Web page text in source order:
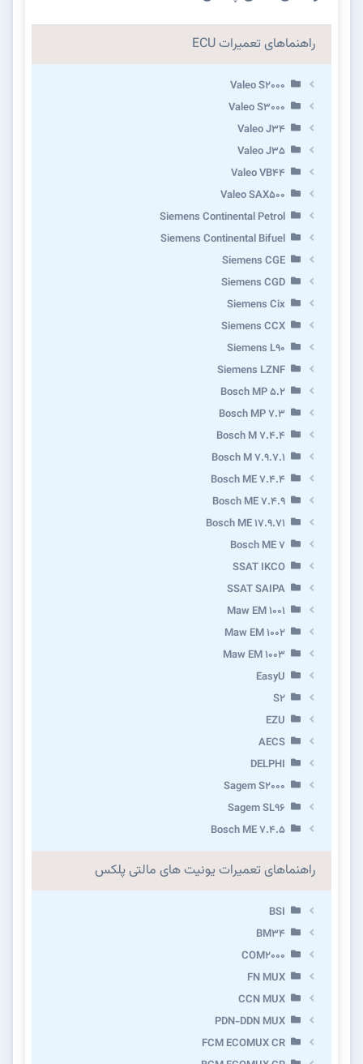
راهنماهای تعمیرات ECU
Valeo S2000
Valeo S3000
Valeo J34
Valeo J35
Valeo VB44
Valeo SAX500
Siemens Continental Petrol
Siemens Continental Bifuel
Siemens CGE
Siemens CGD
Siemens Cix
Siemens CCX
Siemens L90
Siemens LZNF
Bosch MP 5.2
Bosch MP 7.3
Bosch M 7.4.4
Bosch M 7.9.7.1
Bosch ME 7.4.4
Bosch ME 7.4.9
Bosch ME 17.9.71
Bosch ME 7
SSAT IKCO
SSAT SAIPA
Maw EM 1001
Maw EM 1002
Maw EM 1003
EasyU
S2
EZU
AECS
DELPHI
Sagem S2000
Sagem SL96
Bosch ME 7.4.5
راهنماهای تعمیرات یونیت های مالتی پلکس
BSI
BM34
COM2000
FN MUX
CCN MUX
PDN-DDN MUX
FCM ECOMUX CR